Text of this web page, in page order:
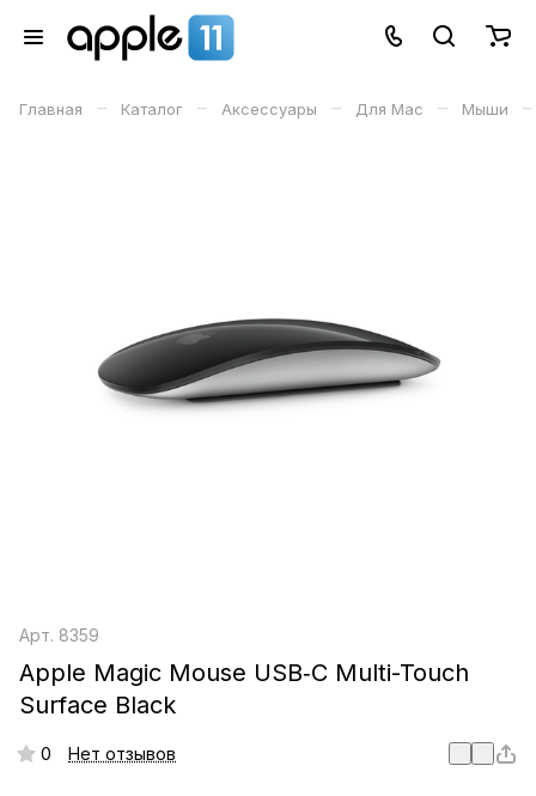
Главная – Каталог – Аксессуары – Для Mac – Мыши –
Арт. 8359
Apple Magic Mouse USB‑C Multi-Touch
Surface Black
0 Нет отзывов